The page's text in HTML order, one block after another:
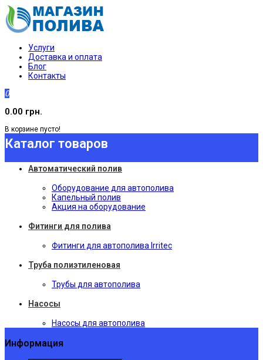
Услуги
Доставка и оплата
Блог
Контакты
0
0.00 грн.
В корзине пусто!
Каталог товаров
Автоматический полив
Оборудование для автополива
Капельный полив
Акция на оборудование
Фитинги для полива
Фитинги для автополива Irritec
Труба полиэтиленовая
Трубы для автополива
Насосы
Насосы для автополива
Информация